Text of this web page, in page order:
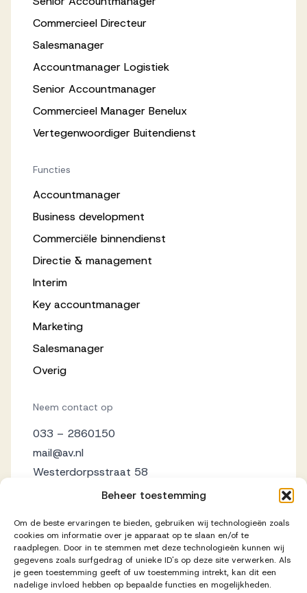
Beheer toestemming
Om de beste ervaringen te bieden, gebruiken wij technologieën zoals
cookies om informatie over je apparaat op te slaan en/of te
raadplegen. Door in te stemmen met deze technologieën kunnen wij
gegevens zoals surfgedrag of unieke ID's op deze site verwerken. Als
je geen toestemming geeft of uw toestemming intrekt, kan dit een
nadelige invloed hebben op bepaalde functies en mogelijkheden.
Commercieel Directeur
Salesmanager
Accountmanager Logistiek
Senior Accountmanager
Commercieel Manager Benelux
Vertegenwoordiger Buitendienst
Functies
Accountmanager
Business development
Commerciële binnendienst
Directie & management
Interim
Key accountmanager
Marketing
Salesmanager
Overig
Neem contact op
033 – 2860150
mail@av.nl
Westerdorpsstraat 58
3871 AZ Hoevelaken